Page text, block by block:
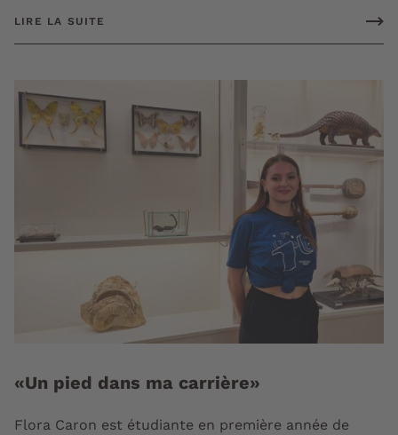
LIRE LA SUITE
«Un pied dans ma carrière»
Flora Caron est étudiante en première année de